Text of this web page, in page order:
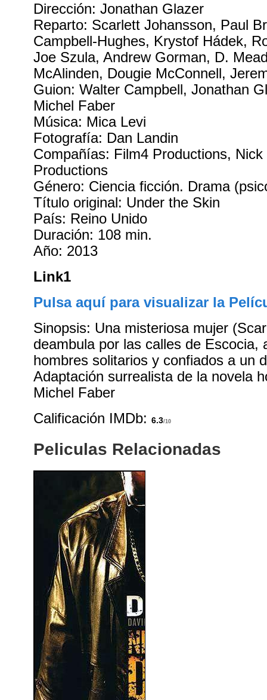
Dirección: Jonathan Glazer
Reparto: Scarlett Johansson, Paul
Campbell-Hughes, Krystof Hádek,
Joe Szula, Andrew Gorman, D.
McAlinden, Dougie McConnell,
Guion: Walter Campbell, Jonathan
Michel Faber
Música: Mica Levi
Fotografía: Dan Landin
Compañías: Film4 Productions,
Productions
Género: Ciencia ficción. Drama
Título original: Under the Skin
País: Reino Unido
Duración: 108 min.
Año: 2013
Link1
Pulsa aquí para visualizar la
Sinopsis: Una misteriosa mujer
deambula por las calles de Escocia,
hombres solitarios y confiados a un
Adaptación surrealista de la novela
Michel Faber
Calificación IMDb:6.3/10
Peliculas Relacionadas